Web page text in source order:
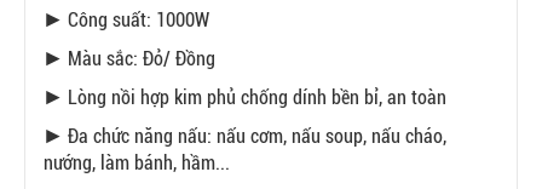
► Công suất: 1000W
► Màu sắc: Đỏ/ Đồng
► Lòng nồi hợp kim phủ chống dính bền bỉ, an toàn
► Đa chức năng nấu: nấu cơm, nấu soup, nấu cháo,
nướng, làm bánh, hầm...